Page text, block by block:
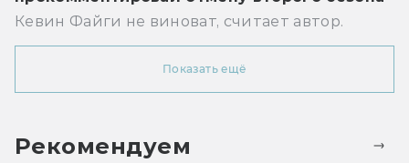
Кевин Файги не виноват, считает автор.
Показать ещё
Рекомендуем